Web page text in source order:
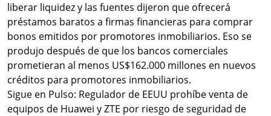
liberar liquidez y las fuentes dijeron que ofrecerá
préstamos baratos a firmas financieras para comprar
bonos emitidos por promotores inmobiliarios. Eso se
produjo después de que los bancos comerciales
prometieran al menos US$162.000 millones en nuevos
créditos para promotores inmobiliarios.
Sigue en Pulso: Regulador de EEUU prohíbe venta de
equipos de Huawei y ZTE por riesgo de seguridad de